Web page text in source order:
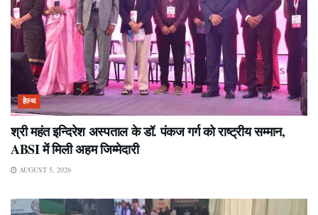
हेल्थ
श्री महंत इन्दिरेश अस्पताल के डॉ. पंकज गर्ग को राष्ट्रीय सम्मान,
ABSI में मिली अहम जिम्मेदारी
AUGUST 5, 2026